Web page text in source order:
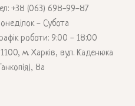
+38 (063) 698-99-87
- Субота
роботи: 9:00 - 18:00
м. Харків, вул. Каденюка
8а